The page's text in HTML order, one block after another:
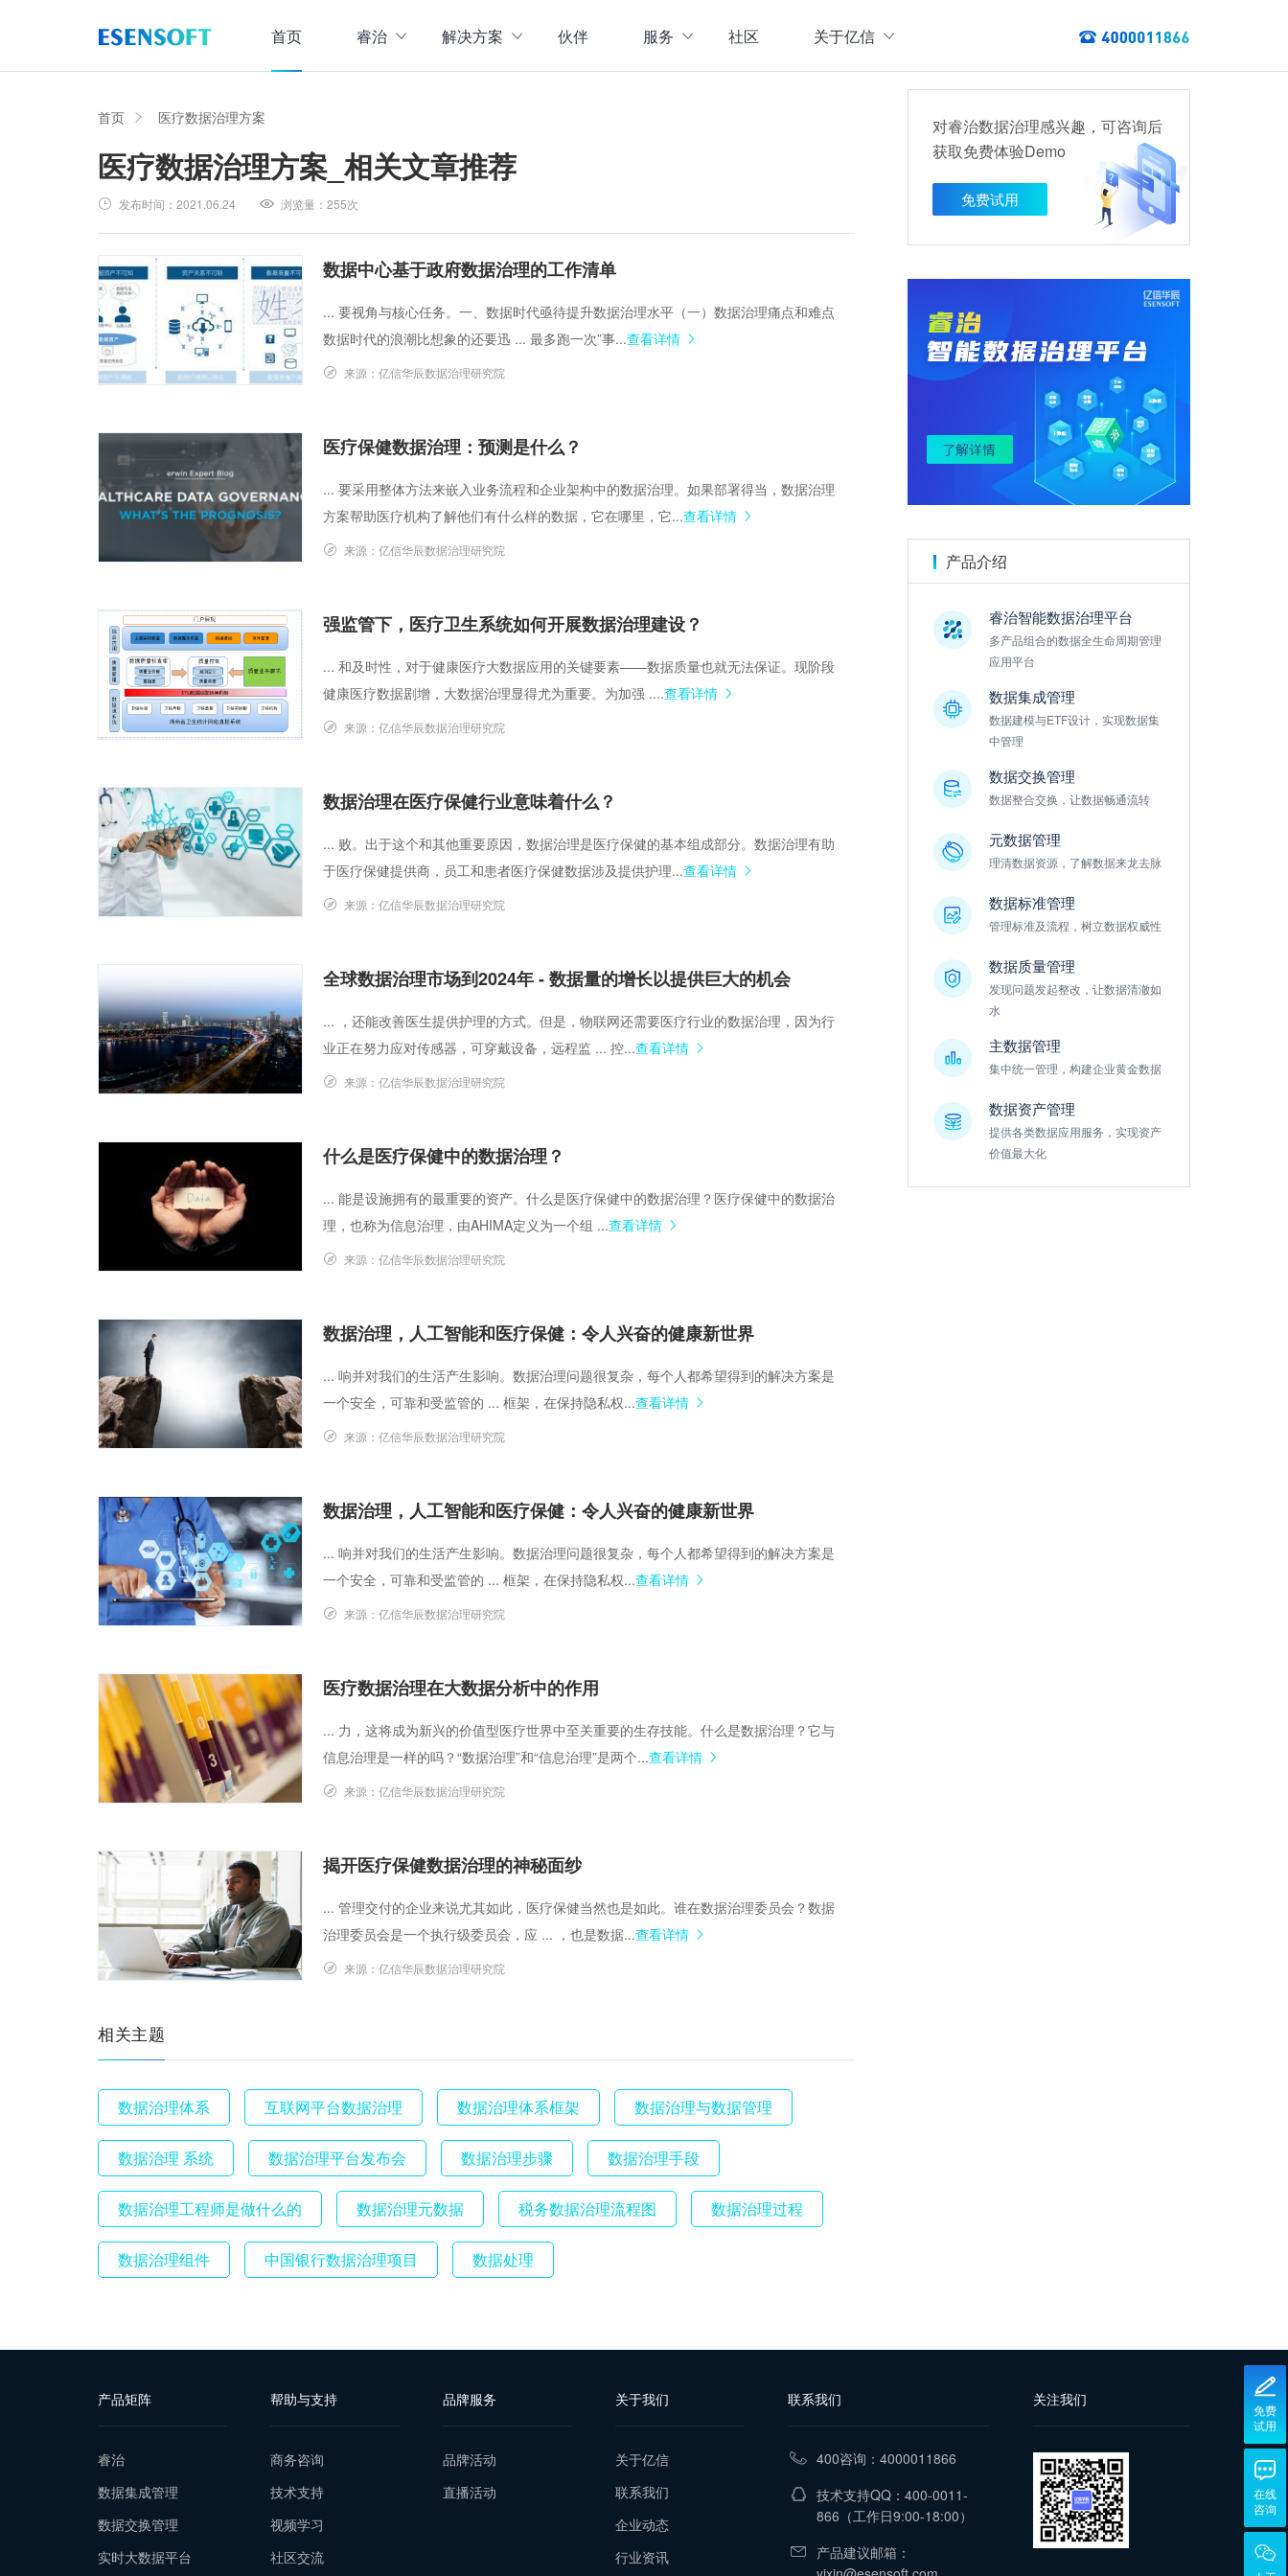
首页 睿治
数据采集
数据集成管理
数据建模与ETF设计，实现数据集中
数据交换管理
数据整合交换，让数据畅通流转
数据存储
企业级实时大数据管理，支撑实时决
理清数据资源，了解数据来龙去脉
数据资产管理
提供各类数据应用服务，实现资产价
解决方案
大数据治理方案
大数据资产管理方案
集数据集成、数据治理、资产规划开发、资产运营等场景应用于一体
主数据管理方案
主数据全生命周期管理，保障主数据一致性、权威性、共享性，提高企业运营效率
数据标准化及质量管控方案
以元数据管理摸清家底，以资产编目盘点数据资产，提供数据服务
指标体系建设方案
数据仓库及商业智能方案
集数据采集补录、数据ETL建模、数据实时存储、数据分析展现等应用场景于一体
仓湖一体化数据中心建设方案
涵盖数据存储、数据集成、数据交换、数据共享等方面，为企业用户提供云原生仓湖一
伙伴 服务 社区 关于亿信
首页 医疗数据治理方案
医疗数据治理方案 _相关文章推荐
发布时间： 2021.06.24 浏览量： 255次
数据中心基于政府数据治理的工作清单
... 要视角与核心任务。一、数据时代亟待提升数据治理水平（一）数据治理痛点和难点
数据时代的浪潮比想象的还要迅 ... 最多跑一次”事...查看详情
来源： 亿信华辰数据治理研究院
医疗保健数据治理：预测是什么？
... 要采用整体方法来嵌入业务流程和企业架构中的数据治理。如果部署得当，数据治理
方案帮助医疗机构了解他们有什么样的数据，它在哪里，它...查看详情
来源： 亿信华辰数据治理研究院
强监管下，医疗卫生系统如何开展数据治理建设？
... 和及时性，对于健康医疗大数据应用的关键要素——数据质量也就无法保证。现阶段
健康医疗数据剧增，大数据治理显得尤为重要。为加强 ....查看详情
来源： 亿信华辰数据治理研究院
数据治理在医疗保健行业意味着什么？
... 败。出于这个和其他重要原因，数据治理是医疗保健的基本组成部分。数据治理有助
于医疗保健提供商，员工和患者医疗保健数据涉及提供护理...查看详情
来源： 亿信华辰数据治理研究院
全球数据治理市场到2024年 - 数据量的增长以提供巨大的机会
... ，还能改善医生提供护理的方式。但是，物联网还需要医疗行业的数据治理，因为行
业正在努力应对传感器，可穿戴设备，远程监 ... 控...查看详情
来源： 亿信华辰数据治理研究院
什么是医疗保健中的数据治理？
... 能是设施拥有的最重要的资产。什么是医疗保健中的数据治理？医疗保健中的数据治
理，也称为信息治理，由AHIMA定义为一个组 ...查看详情
来源： 亿信华辰数据治理研究院
数据治理，人工智能和医疗保健：令人兴奋的健康新世界
... 响并对我们的生活产生影响。数据治理问题很复杂，每个人都希望得到的解决方案是
一个安全，可靠和受监管的 ... 框架，在保持隐私权...查看详情
来源： 亿信华辰数据治理研究院
数据治理，人工智能和医疗保健：令人兴奋的健康新世界
... 响并对我们的生活产生影响。数据治理问题很复杂，每个人都希望得到的解决方案是
一个安全，可靠和受监管的 ... 框架，在保持隐私权...查看详情
来源： 亿信华辰数据治理研究院
医疗数据治理在大数据分析中的作用
... 力，这将成为新兴的价值型医疗世界中至关重要的生存技能。什么是数据治理？它与
信息治理是一样的吗？“数据治理”和“信息治理”是两个...查看详情
来源： 亿信华辰数据治理研究院
揭开医疗保健数据治理的神秘面纱
... 管理交付的企业来说尤其如此，医疗保健当然也是如此。谁在数据治理委员会？数据
治理委员会是一个执行级委员会，应 ... ，也是数据...查看详情
来源： 亿信华辰数据治理研究院
相关主题
数据治理体系 互联网平台数据治理 数据治理体系框架 数据治理与数据管理
数据治理 系统 数据治理平台发布会 数据治理步骤 数据治理手段
数据治理工程师是做什么的 数据治理元数据 税务数据治理流程图 数据治理过程
数据治理组件 中国银行数据治理项目 数据处理
对睿治数据治理感兴趣，可咨询后
获取免费体验Demo
免费试用
产品介绍
睿治智能数据治理平台
多产品组合的数据全生命周期管理
应用平台
数据集成管理
数据建模与ETF设计，实现数据集
中管理
数据交换管理
数据整合交换，让数据畅通流转
元数据管理
理清数据资源，了解数据来龙去脉
数据标准管理
管理标准及流程，树立数据权威性
数据质量管理
发现问题发起整改，让数据清澈如
水
主数据管理
集中统一管理，构建企业黄金数据
数据资产管理
提供各类数据应用服务，实现资产
价值最大化
产品矩阵
睿治
数据集成管理
数据交换管理
实时大数据平台
帮助与支持
商务咨询
技术支持
视频学习
社区交流
品牌服务
品牌活动
直播活动
关于我们
关于亿信
联系我们
企业动态
行业资讯
联系我们
400咨询：4000011866
技术支持QQ：400-0011-
866 （工作日9:00-18:00）
产品建议邮箱：
关注我们
免费
试用
在线
咨询